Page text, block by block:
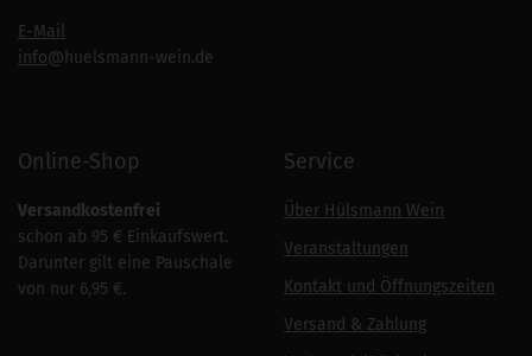
E-Mail
info@huelsmann-wein.de
Online-Shop
Versandkostenfrei
schon ab 95 € Einkaufswert.
Darunter gilt eine Pauschale
von nur 6,95 €.
Service
Über Hülsmann Wein
Veranstaltungen
Kontakt und Öffnungszeiten
Versand & Zahlung